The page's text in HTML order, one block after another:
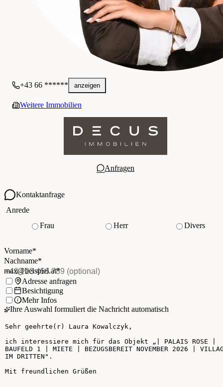
+43 66 ****** anzeigen
Weitere Immobilien
Anfragen
Kontaktanfrage
Ihre Kontaktdaten
Anrede
Frau
Herr
Divers
Vorname*
Nachname
Nachname*
E-Mail*(Pflichtfeld)
max@beispiel.at*
Telefon(optional)
Ich möchte:Adresse anfragen
Besichtigung
Mehr Infos
Ihre Auswahl formuliert die Nachricht automatisch
Ihre Nachricht